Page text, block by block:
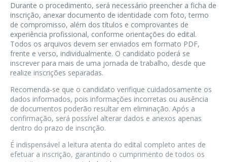
Durante o procedimento, será necessário preencher a ficha de
inscrição, anexar documento de identidade com foto, termo
de compromisso, além dos títulos e comprovantes de
experiência profissional, conforme orientações do edital.
Todos os arquivos devem ser enviados em formato PDF,
frente e verso, individualmente. O candidato poderá se
inscrever para mais de uma jornada de trabalho, desde que
realize inscrições separadas.
Recomenda-se que o candidato verifique cuidadosamente os
dados informados, pois informações incorretas ou ausência
de documentos poderão resultar em eliminação. Após a
confirmação, será possível alterar dados e anexos apenas
dentro do prazo de inscrição.
É indispensável a leitura atenta do edital completo antes de
efetuar a inscrição, garantindo o cumprimento de todos os